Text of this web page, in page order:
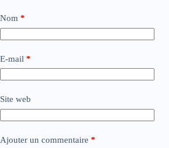
Nom *
E-mail *
Site web
Ajouter un commentaire *